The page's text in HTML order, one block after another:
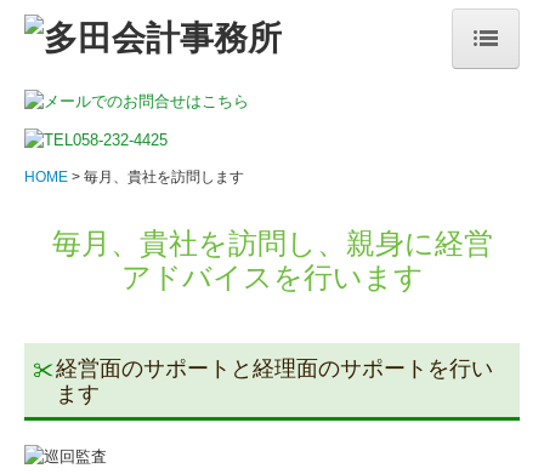
HOME
事務所紹介
顧問契約の流れ
料金の実例
お客様の声
当事務所の特長
HOME 毎月、貴社を訪問します
毎月、貴社を訪問し、親身に経営
アドバイスを行います
経営面のサポートと経理面のサポートを行い
ます